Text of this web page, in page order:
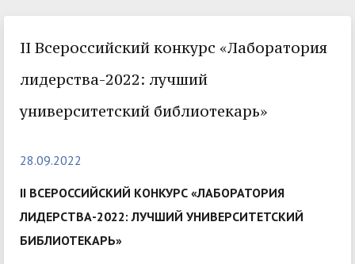
II Всероссийский конкурс «Лаборатория
лидерства-2022: лучший
университетский библиотекарь»
28.09.2022
II ВСЕРОССИЙСКИЙ КОНКУРС «ЛАБОРАТОРИЯ
ЛИДЕРСТВА-2022: ЛУЧШИЙ УНИВЕРСИТЕТСКИЙ
БИБЛИОТЕКАРЬ»